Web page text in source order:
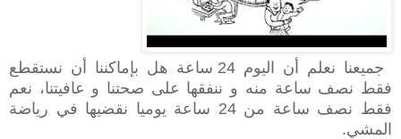
جميعنا نعلم أن اليوم 24 ساعة هل بإماكننا أن نستقطع
فقط نصف ساعة منه و ننفقها على صحتنا و عافيتنا، نعم
فقط نصف ساعة من 24 ساعة يوميا نقضيها في رياضة
المشي.